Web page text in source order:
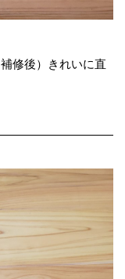
修後）きれいに直